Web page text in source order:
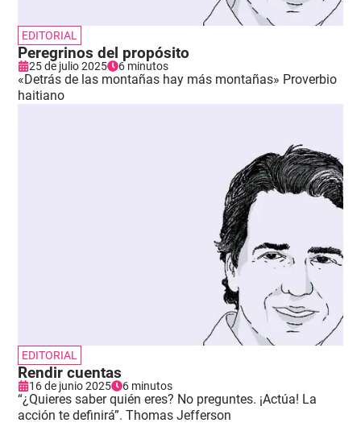
EDITORIAL
Peregrinos del propósito
25 de julio 2025 6 minutos
«Detrás de las montañas hay más montañas» Proverbio
haitiano
EDITORIAL
Rendir cuentas
16 de junio 2025 6 minutos
“¿Quieres saber quién eres? No preguntes. ¡Actúa! La
acción te definirá”. Thomas Jefferson